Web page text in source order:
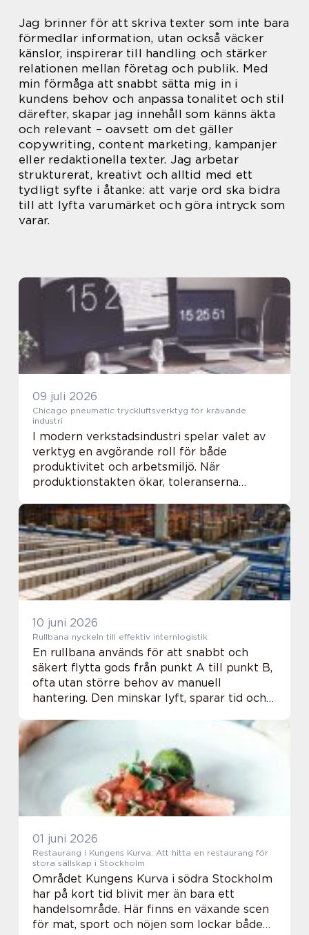
Jag brinner för att skriva texter som inte bara
förmedlar information, utan också väcker
känslor, inspirerar till handling och stärker
relationen mellan företag och publik. Med
min förmåga att snabbt sätta mig in i
kundens behov och anpassa tonalitet och stil
därefter, skapar jag innehåll som känns äkta
och relevant – oavsett om det gäller
copywriting, content marketing, kampanjer
eller redaktionella texter. Jag arbetar
strukturerat, kreativt och alltid med ett
tydligt syfte i åtanke: att varje ord ska bidra
till att lyfta varumärket och göra intryck som
varar.
09 juli 2026
Chicago pneumatic tryckluftsverktyg för krävande
industri
I modern verkstadsindustri spelar valet av
verktyg en avgörande roll för både
produktivitet och arbetsmiljö. När
produktionstakten ökar, toleranserna
behövs utrustning som levererar dag efter
dag. Här har v...
10 juni 2026
Rullbana nyckeln till effektiv internlogistik
En rullbana används för att snabbt och
säkert flytta gods från punkt A till punkt B,
ofta utan större behov av manuell
hantering. Den minskar lyft, sparar tid och
uppgifter. För många företag är Rullbanor
grunde...
01 juni 2026
Restaurang i Kungens Kurva: Att hitta en restaurang för
stora sällskap i Stockholm
Området Kungens Kurva i södra Stockholm
har på kort tid blivit mer än bara ett
handelsområde. Här finns en växande scen
för mat, sport och nöjen som lockar både